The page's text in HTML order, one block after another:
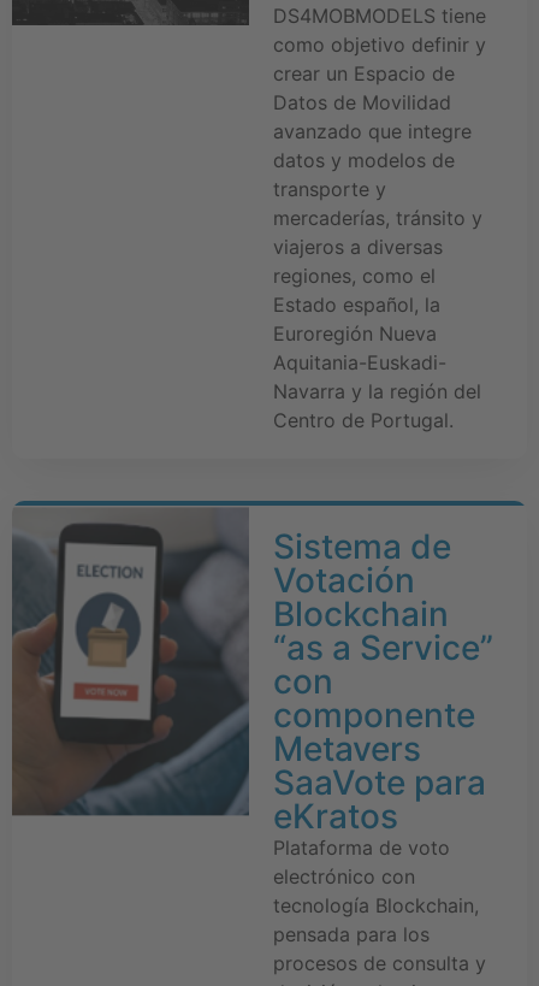
DS4MOBMODELS tiene
como objetivo definir y
crear un Espacio de
Datos de Movilidad
avanzado que integre
datos y modelos de
transporte y
mercaderías, tránsito y
viajeros a diversas
regiones, como el
Estado español, la
Euroregión Nueva
Aquitania-Euskadi-
Navarra y la región del
Centro de Portugal.
Sistema de
Votación
Blockchain
“as a Service”
con
componente
Metavers
SaaVote para
eKratos
Plataforma de voto
electrónico con
tecnología Blockchain,
pensada para los
procesos de consulta y